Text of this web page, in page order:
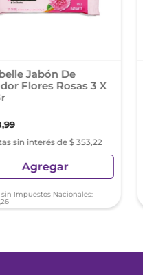
Jabón De
Flores Rosas 3 X
,99
sin interés de $ 353,22
Agregar
Impuestos Nacionales:
26